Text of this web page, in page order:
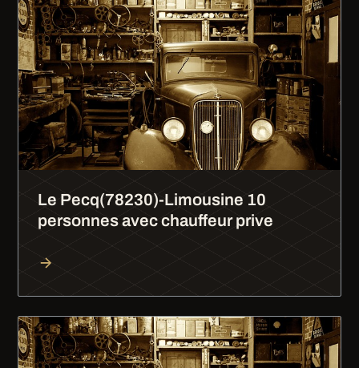
Le Pecq(78230)-Limousine 10
personnes avec chauffeur prive